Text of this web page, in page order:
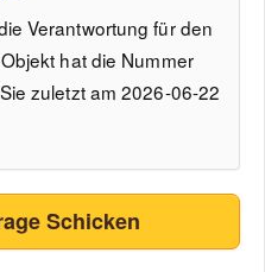
Verantwortung für den
hat die Nummer
zuletzt am 2026-06-22
Schicken